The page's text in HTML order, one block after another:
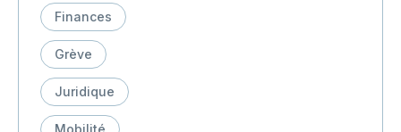
Finances
Grève
Juridique
Mobilité